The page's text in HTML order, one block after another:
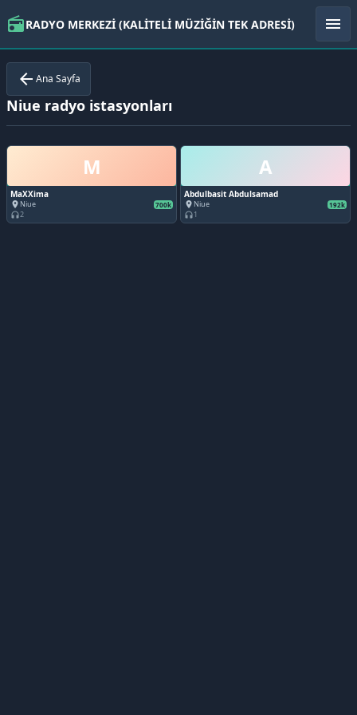
radioRADYO MERKEZİ (KALİTELİ MÜZİĞİN TEK ADRESİ) menu
arrow_back Ana Sayfa
Niue radyo istasyonları
M
MaXXima
place Niue 700k
headphones2
A
Abdulbasit Abdulsamad
place Niue 192k
headphones1